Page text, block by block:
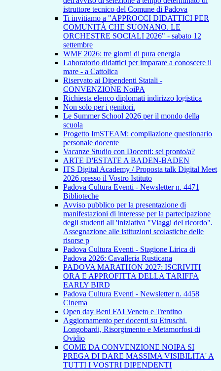
istruttore tecnico del Comune di Padova
Ti invitiamo a "APPROCCI DIDATTICI PER
COMUNITÀ CHE SUONANO. LE
ORCHESTRE SOCIALI 2026" - sabato 12
settembre
WMF 2026: tre giorni di pura energia
Laboratorio didattici per imparare a conoscere il
mare - a Cattolica
Riservato ai Dipendenti Statali -
CONVENZIONE NoiPA
Richiesta elenco diplomati indirizzo logistica
Non solo per i genitori.
Le Summer School 2026 per il mondo della
scuola
Progetto ImSTEAM: compilazione questionario
personale docente
Vacanze Studio con Docenti: sei pronto/a?
ARTE D'ESTATE A BADEN-BADEN
ITS Digital Academy / Proposta talk Digital Meet
2026 presso il Vostro Istituto
Padova Cultura Eventi - Newsletter n. 4471
Biblioteche
Avviso pubblico per la presentazione di
manifestazioni di interesse per la partecipazione
degli studenti all 'iniziativa "Viaggi del ricordo".
Assegnazione alle istituzioni scolastiche delle
risorse p
Padova Cultura Eventi - Stagione Lirica di
Padova 2026: Cavalleria Rusticana
PADOVA MARATHON 2027: ISCRIVITI
ORA E APPROFITTA DELLA TARIFFA
EARLY BIRD
Padova Cultura Eventi - Newsletter n. 4458
Cinema
Open day Beni FAI Veneto e Trentino
Aggiornamento per docenti su Etruschi,
Longobardi, Risorgimento e Metamorfosi di
Ovidio
COME DA CONVENZIONE NOIPA SI
PREGA DI DARE MASSIMA VISIBILITA' A
TUTTI I VOSTRI DIPENDENTI